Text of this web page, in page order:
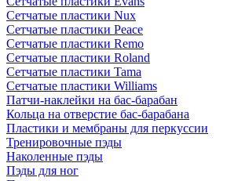
Сетчатые пластики Nux
Сетчатые пластики Peace
Сетчатые пластики Remo
Сетчатые пластики Roland
Сетчатые пластики Tama
Сетчатые пластики Williams
Патчи-наклейки на бас-барабан
Кольца на отверстие бас-барабана
Пластики и мембраны для перкуссии
Тренировочные пэды
Наколенные пэды
Пэды для ног